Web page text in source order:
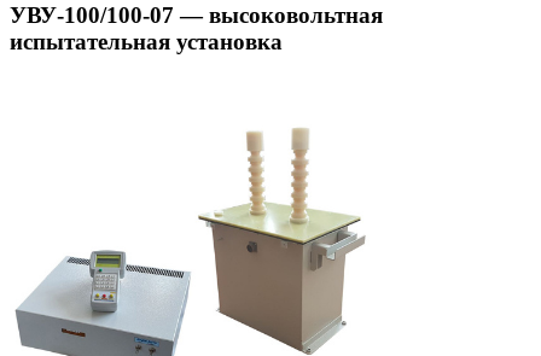
УВУ-100/100-07 — высоковольтная
испытательная установка